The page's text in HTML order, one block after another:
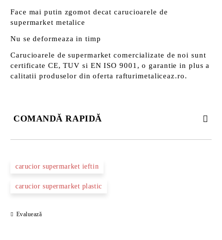
Face mai putin zgomot decat carucioarele de
supermarket metalice
Nu se deformeaza in timp
Carucioarele de supermarket comercializate de noi sunt
certificate CE, TUV si EN ISO 9001, o garantie in plus a
calitatii produselor din oferta rafturimetaliceaz.ro.
COMANDĂ RAPIDĂ
carucior supermarket ieftin
carucior supermarket plastic
Evaluează